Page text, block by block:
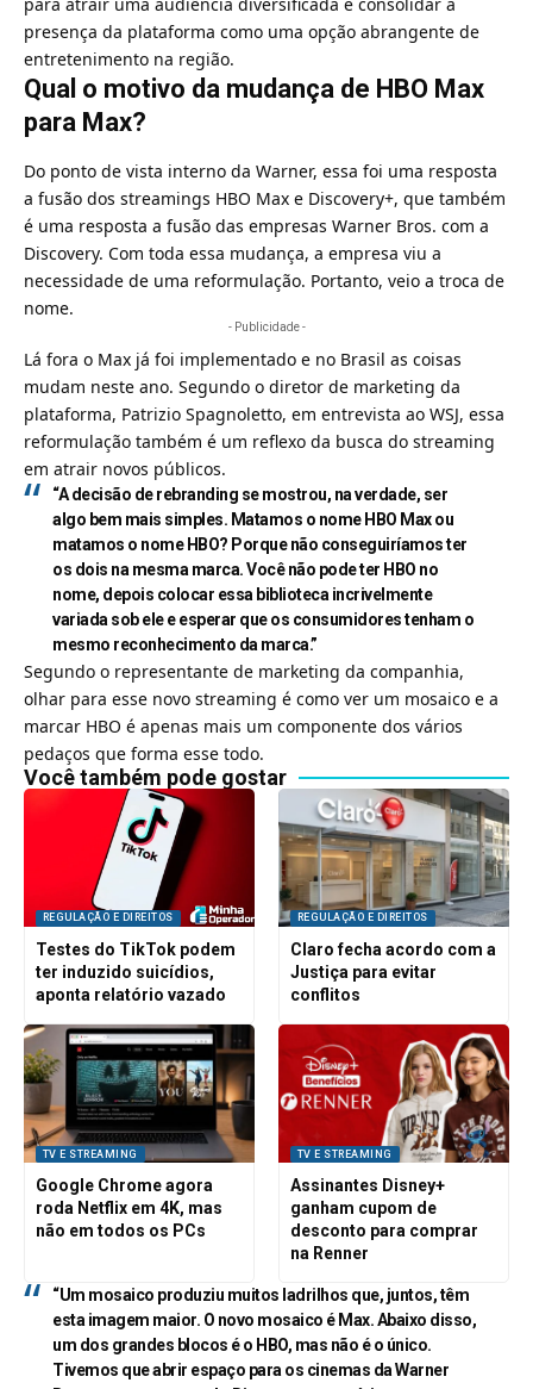
para atrair uma audiência diversificada e consolidar a
presença da plataforma como uma opção abrangente de
entretenimento na região.
Qual o motivo da mudança de HBO Max
para Max?
Do ponto de vista interno da Warner, essa foi uma resposta
a fusão dos streamings HBO Max e Discovery+, que também
é uma resposta a fusão das empresas Warner Bros. com a
Discovery. Com toda essa mudança, a empresa viu a
necessidade de uma reformulação. Portanto, veio a troca de
nome.
- Publicidade -
Lá fora o Max já foi implementado e no Brasil as coisas
mudam neste ano. Segundo o diretor de marketing da
plataforma, Patrizio Spagnoletto, em entrevista ao WSJ, essa
reformulação também é um reflexo da busca do streaming
em atrair novos públicos.
“A decisão de rebranding se mostrou, na verdade, ser
algo bem mais simples. Matamos o nome HBO Max ou
matamos o nome HBO? Porque não conseguiríamos ter
os dois na mesma marca. Você não pode ter HBO no
nome, depois colocar essa biblioteca incrivelmente
variada sob ele e esperar que os consumidores tenham o
mesmo reconhecimento da marca.”
Segundo o representante de marketing da companhia,
olhar para esse novo streaming é como ver um mosaico e a
marcar HBO é apenas mais um componente dos vários
pedaços que forma esse todo.
Você também pode gostar
REGULAÇÃO E DIREITOS
Testes do TikTok podem
ter induzido suicídios,
aponta relatório vazado
REGULAÇÃO E DIREITOS
Claro fecha acordo com a
Justiça para evitar
conflitos
TV E STREAMING
Google Chrome agora
roda Netflix em 4K, mas
não em todos os PCs
TV E STREAMING
Assinantes Disney+
ganham cupom de
desconto para comprar
na Renner
“Um mosaico produziu muitos ladrilhos que, juntos, têm
esta imagem maior. O novo mosaico é Max. Abaixo disso,
um dos grandes blocos é o HBO, mas não é o único.
Tivemos que abrir espaço para os cinemas da Warner